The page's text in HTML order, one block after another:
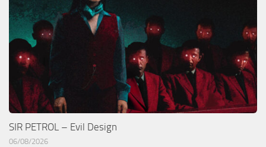
SIR PETROL – Evil Design
06/08/2026